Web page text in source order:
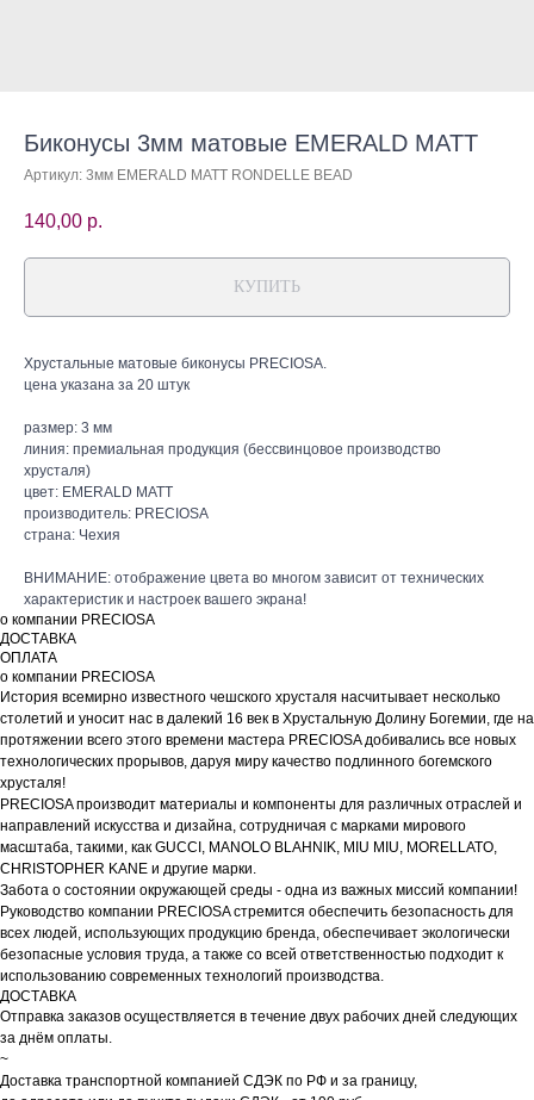
Биконусы 3мм матовые EMERALD MATT
Артикул: 3мм EMERALD MATT RONDELLE BEAD
140,00 р.
КУПИТЬ
Хрустальные матовые биконусы PRECIOSA.
цена указана за 20 штук
размер: 3 мм
линия: премиальная продукция (бессвинцовое производство
хрусталя)
цвет: EMERALD MATT
производитель: PRECIOSA
страна: Чехия
ВНИМАНИЕ: отображение цвета во многом зависит от технических
характеристик и настроек вашего экрана!
о компании PRECIOSA
ДОСТАВКА
ОПЛАТА
о компании PRECIOSA
История всемирно известного чешского хрусталя насчитывает несколько
столетий и уносит нас в далекий 16 век в Хрустальную Долину Богемии, где на
протяжении всего этого времени мастера PRECIOSA добивались все новых
технологических прорывов, даруя миру качество подлинного богемского
хрусталя!
PRECIOSA производит материалы и компоненты для различных отраслей и
направлений искусства и дизайна, сотрудничая с марками мирового
масштаба, такими, как GUCCI, MANOLO BLAHNIK, MIU MIU, MORELLATO,
CHRISTOPHER KANE и другие марки.
Забота о состоянии окружающей среды - одна из важных миссий компании!
Руководство компании PRECIOSA стремится обеспечить безопасность для
всех людей, использующих продукцию бренда, обеспечивает экологически
безопасные условия труда, а также со всей ответственностью подходит к
использованию современных технологий производства.
ДОСТАВКА
Отправка заказов осуществляется в течение двух рабочих дней следующих
за днём оплаты.
~
Доставка транспортной компанией СДЭК по РФ и за границу,